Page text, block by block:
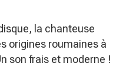
la chanteuse
origines roumaines à
son frais et moderne !